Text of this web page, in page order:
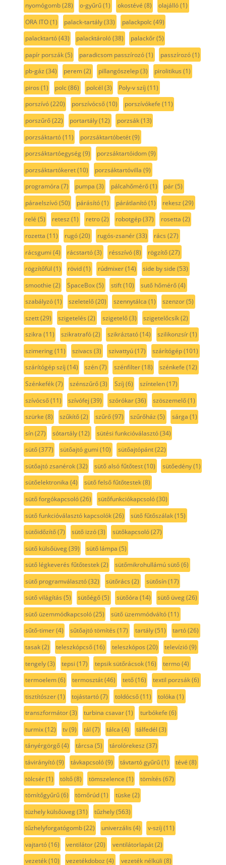
nyomógomb(28) o-gyűrű(1) okostévé (8) olajálló(1)
ORA ITO(1) palack-tartály(33) palackpolc(49)
palacktartó(43) palacktároló(38) palackőr(5)
papír porszák(5) paradicsom passzírozó(1) passzírozó(1)
pb-gáz (34) perem(2) pillangószelep(3) pirolitikus (1)
piros (1) polc(86) polcél (3) Poly-v szíj (11)
porszívó(220) porszívócső(10) porszívókefe (11)
porszűrő(22) portartály(12) porzsák(13)
porzsáktartó(11) porzsáktartóbetét(9)
porzsáktartóegység(9) porzsáktartóidom(9)
porzsáktartókeret(10) porzsáktartóvilla (9)
programóra (7) pumpa (3) pálcahőmérő(1) pár(5)
páraelszívó(50) párásító(1) párátlanító(1) rekesz (29)
relé (5) retesz (1) retro(2) robotgép(37) rosetta (2)
rozetta (11) rugó(20) rugós-zsanér(33) rács (27)
rácsgumi (4) rácstartó(3) résszívó(8) rögzítő(27)
rögzítőfül (1) rövid(1) rúdmixer(14) side by side (53)
smoothie (2) SpaceBox(5) stift(10) sutő hőmérő(4)
szabályzó(1) szeletelő(20) szennytálca (1) szenzor(5)
szett(29) szigetelés (2) szigetelő(3) szigetelőcsík(2)
szikra (11) szikratrafó(2) szikráztató(14) szilikonzsír(1)
szimering(11) szivacs (3) szivattyú(17) szárítógép(101)
szárítógép szíj (14) szén(7) szénfilter(18) szénkefe (12)
Szénkefék(7) szénszűrő(3) Szíj (6) színtelen(17)
szívócső(11) szívófej (39) szórókar(36) szöszemelő(1)
szürke (8) szűkítő(2) szűrő(97) szűrőház (5) sárga (1)
sín(27) sótartály(12) sütési funkcióválasztó(34)
sütő(377) sütőajtó gumi (10) sütőajtópánt(22)
sütőajtó zsanérok(32) sütő alsó fűtőtest(10) sütőedény(1)
sütőelektronika (4) sütő felső fűtőtestek(8)
sütő forgókapcsoló(26) sütőfunkciókapcsoló(30)
sütő funkcióválasztó kapcsolók(26) sütő fűtőszálak(15)
sütőidőzítő(7) sütő izzó(3) sütőkapcsoló(27)
sütő külsőüveg(39) sütő lámpa (5)
sütő légkeverés fűtőtestek(2) sütőmikrohullámú sütő(6)
sütő programválasztó(32) sütőrács (2) sütősín(17)
sütő világítás (5) sütőégő(5) sütőóra (14) sütő üveg(26)
sütő üzemmódkapcsoló(25) sütő üzemmódváltó(11)
sűtő-timer(4) sűtőajtó tömítés (17) tartály(51) tartó(26)
tasak(2) teleszkópcső(16) teleszkópos (20) televízió(9)
tengely(3) tepsi (17) tepsik sütőrácsok(16) termo(4)
termoelem(6) termosztát(46) tető(16) textil porzsák(6)
tisztítószer(1) tojástartó(7) toldócső(11) tolóka (1)
transzformátor(3) turbina csavar(1) turbókefe (6)
turmix(12) tv(9) tál (7) tálca (4) tálfedél (3)
tányérgörgő(4) tárcsa (5) tárolórekesz (37)
távirányító(9) távkapcsoló(9) távtartó gyűrű(1) tévé (8)
tölcsér(1) töltő(8) tömszelence (1) tömítés (67)
tömítőgyűrű(6) tömőrúd(1) tüske (2)
tüzhely külsőüveg(31) tűzhely(563)
tűzhelyforgatógomb(22) univerzális (4) v-szíj (11)
vajtartó(16) ventilátor(20) ventilátorlapát(2)
vezeték(10) vezetékdoboz (4) vezeték nélküli (8)